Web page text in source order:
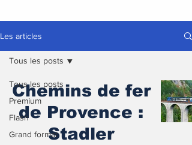
Les articles
Tous les posts
Premium
Flash
Grand format
Tous les posts
Chemins de fer
de Provence :
Stadler